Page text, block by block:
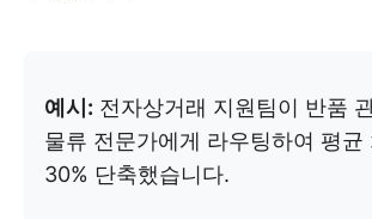
예시: 전자상거래 지원팀이 반품
물류 전문가에게 라우팅하여 평균
30% 단축했습니다.